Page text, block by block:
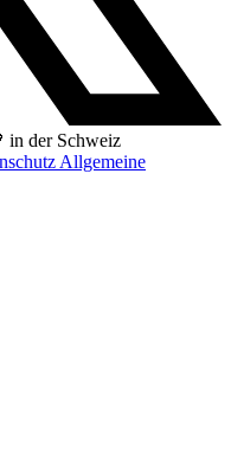
in der Schweiz
Allgemeine